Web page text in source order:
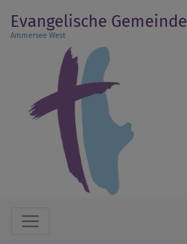
zum
Inhalt
Evangelische Gemeinde
Ammersee West
Hauptnavigation